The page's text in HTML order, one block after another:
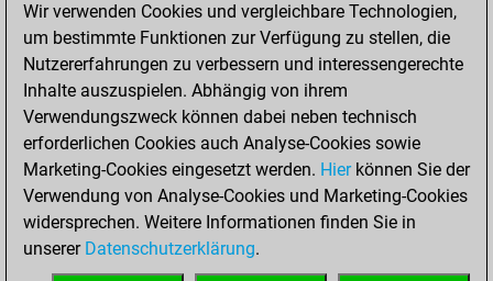
You created
your Fritz account
Dienstag,
November 12,
2024
You played 11
blitz games
Play
You scored +6
Wir verwenden Cookies und vergleichbare Technologien,
um bestimmte Funktionen zur Verfügung zu stellen, die
Nutzererfahrungen zu verbessern und interessengerechte
Inhalte auszuspielen. Abhängig von ihrem
Verwendungszweck können dabei neben technisch
erforderlichen Cookies auch Analyse-Cookies sowie
Marketing-Cookies eingesetzt werden. Hierkönnen Sie der
Verwendung von Analyse-Cookies und Marketing-Cookies
widersprechen. Weitere Informationen finden Sie in
unserer Datenschutzerklärung.